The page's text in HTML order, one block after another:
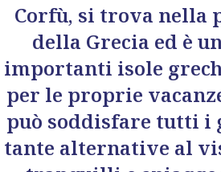
Corfù, si trova nella
della Grecia ed è
importanti isole
per le proprie
può soddisfare tutti i
tante alternative al